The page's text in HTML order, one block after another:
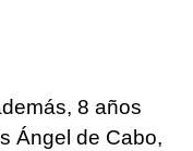
8 años
Ángel de Cabo,